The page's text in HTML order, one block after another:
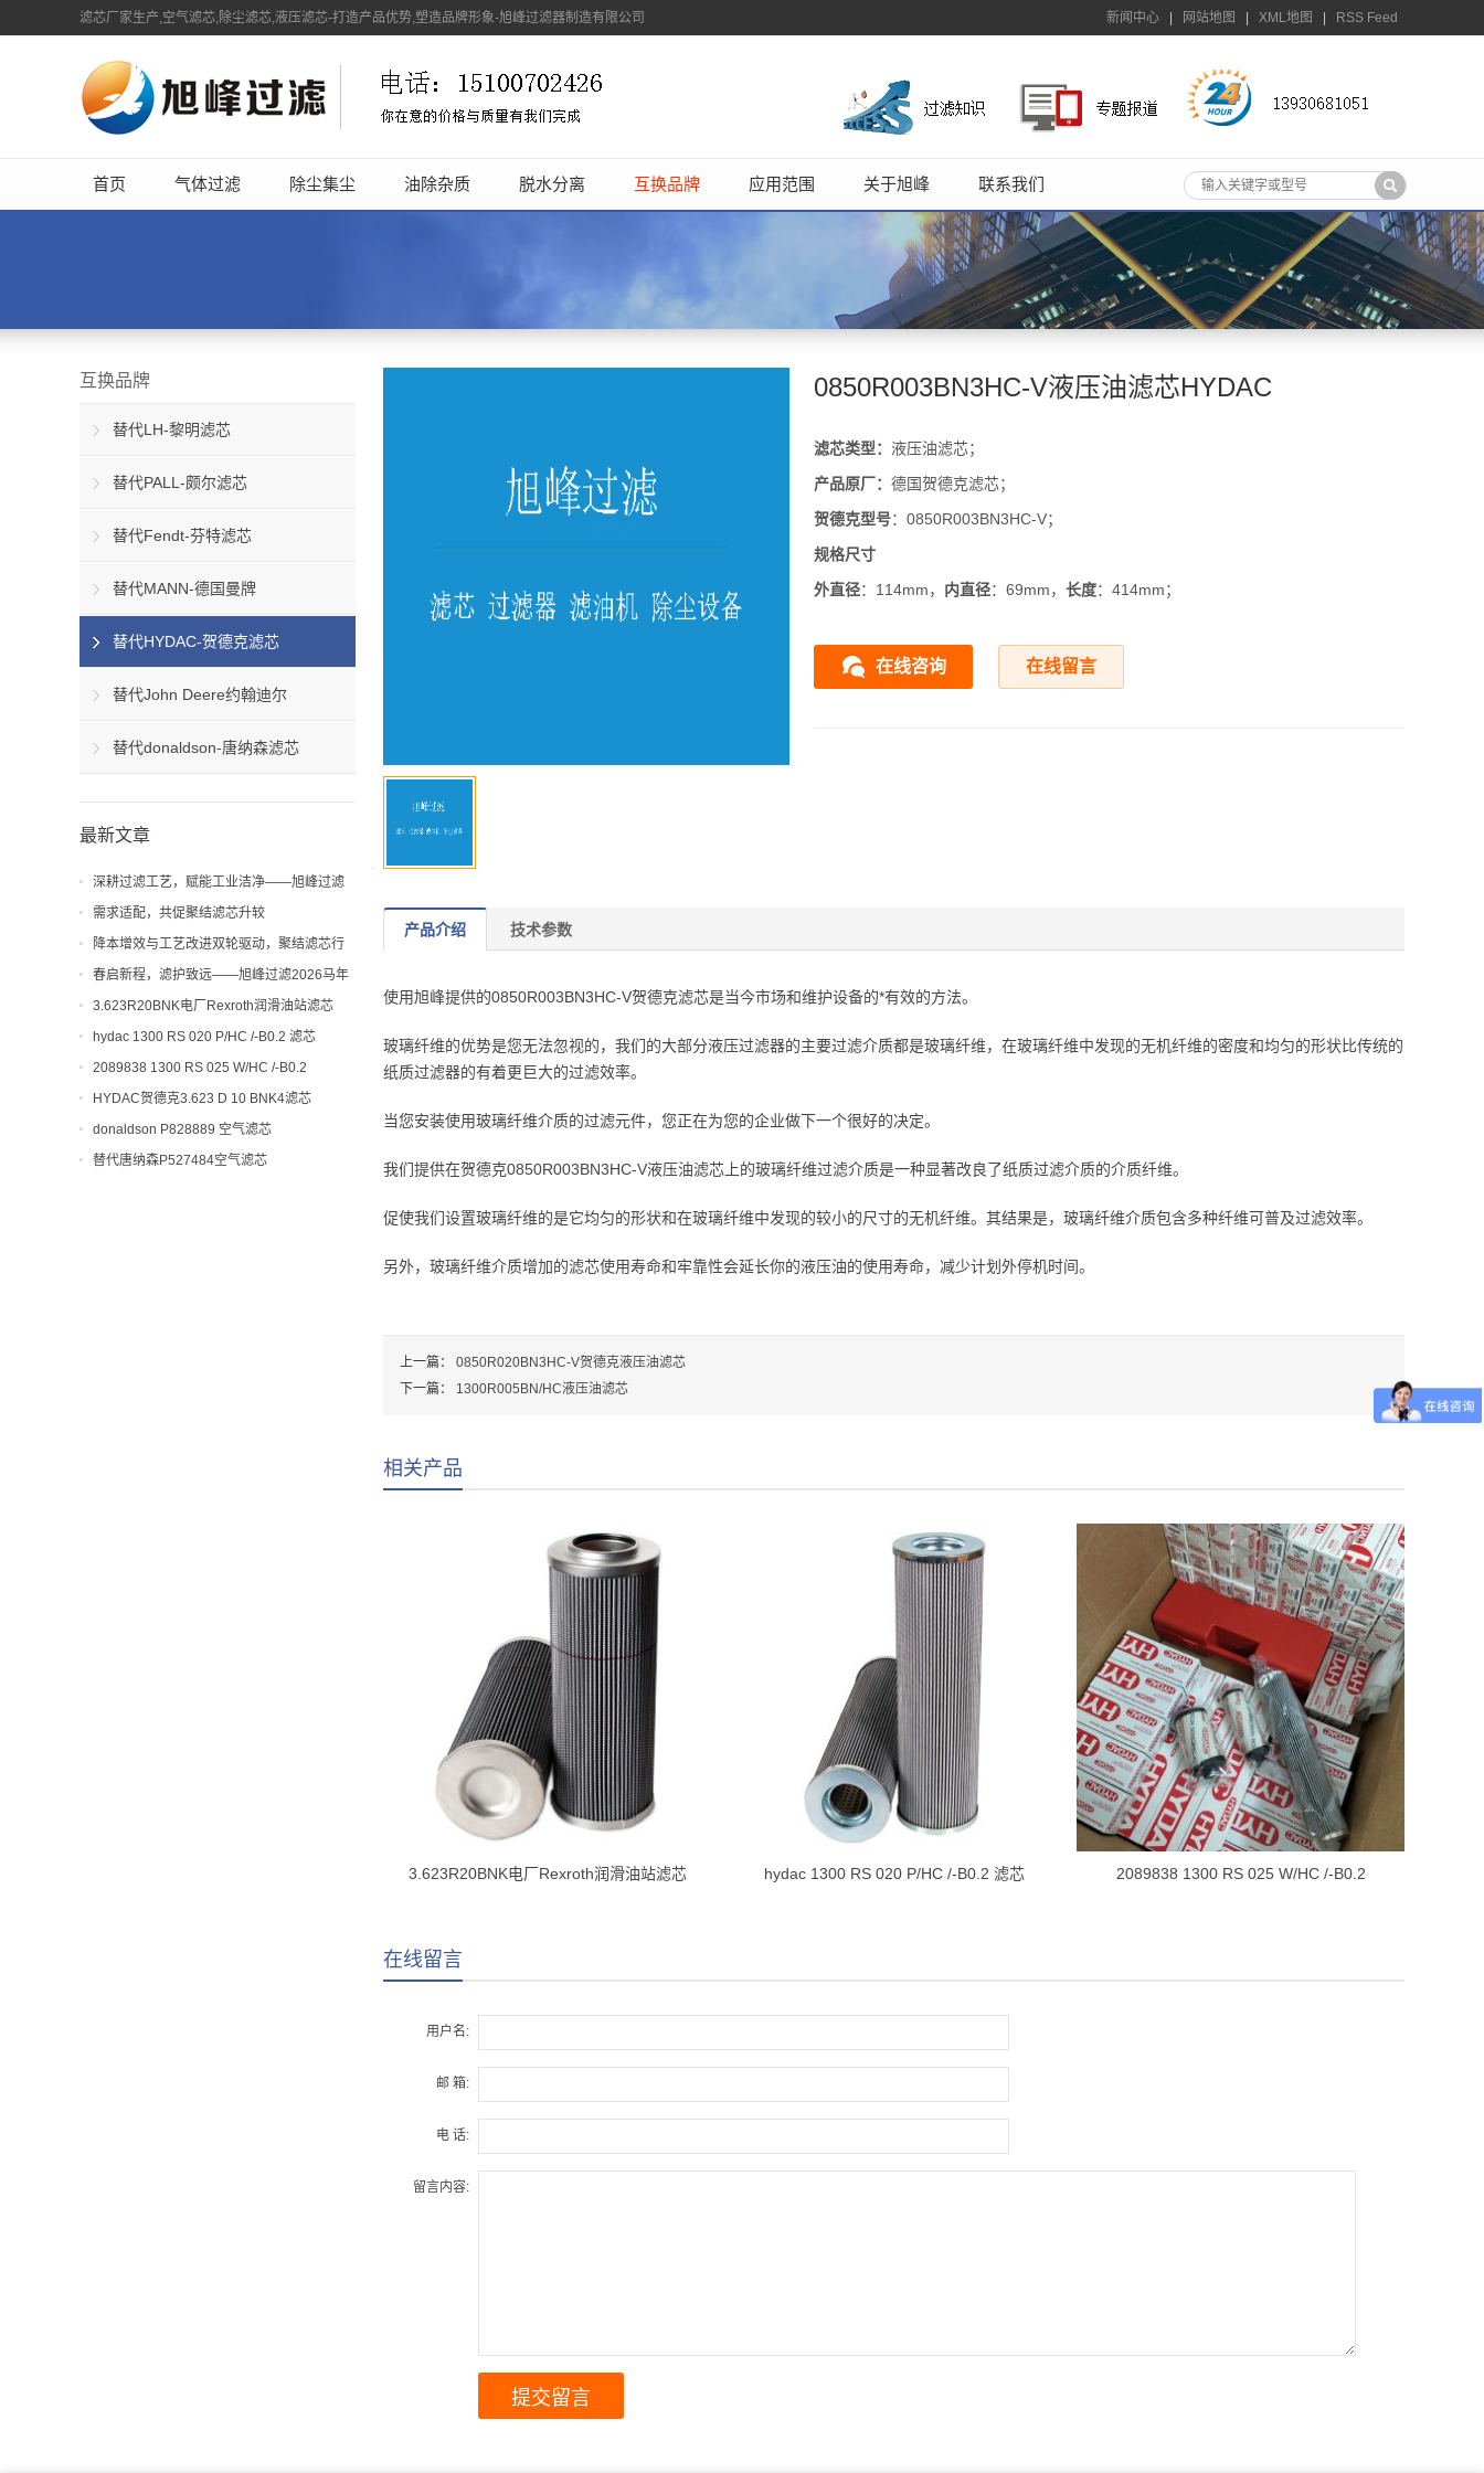
滤芯厂家生产,空气滤芯,除尘滤芯,液压滤芯-打造产品优势,塑造品牌形象-旭峰过滤器制造有限公司 新闻中心 网站地图 XML地图 RSS Feed
首页 气体过滤 除尘集尘 油除杂质 脱水分离 互换品牌 应用范围 关于旭峰 联系我们
0850R003BN3HC-V液压油滤芯HYDAC
滤芯类型： 液压油滤芯；
产品原厂： 德国贺德克滤芯；
贺德克型号：0850R003BN3HC-V；
规格尺寸
外直径：114mm， 内直径：69mm， 长度：414mm；
在线咨询 在线留言
产品介绍 技术参数
使用旭峰提供的0850R003BN3HC-V贺德克滤芯是当今市场和维护设备的*有效的方法。
玻璃纤维的优势是您无法忽视的，我们的大部分液压过滤器的主要过滤介质都是玻璃纤维，在玻璃纤维中发现的无机纤维的密度和均匀的形状比传统的
纸质过滤器的有着更巨大的过滤效率。
当您安装使用玻璃纤维介质的过滤元件，您正在为您的企业做下一个很好的决定。
我们提供在贺德克0850R003BN3HC-V液压油滤芯上的玻璃纤维过滤介质是一种显著改良了纸质过滤介质的介质纤维。
促使我们设置玻璃纤维的是它均匀的形状和在玻璃纤维中发现的较小的尺寸的无机纤维。其结果是，玻璃纤维介质包含多种纤维可普及过滤效率。
另外，玻璃纤维介质增加的滤芯使用寿命和牢靠性会延长你的液压油的使用寿命，减少计划外停机时间。
上一篇： 0850R020BN3HC-V贺德克液压油滤芯
下一篇： 1300R005BN/HC液压油滤芯
相关产品
3.623R20BNK电厂Rexroth润滑油站滤芯 hydac 1300 RS 020 P/HC /-B0.2 滤芯 2089838 1300 RS 025 W/HC /-B0.2
在线留言
用户名:
邮 箱:
电 话:
留言内容:
互换品牌
替代LH-黎明滤芯
替代PALL-颇尔滤芯
替代Fendt-芬特滤芯
替代MANN-德国曼牌
替代HYDAC-贺德克滤芯
替代John Deere约翰迪尔
替代donaldson-唐纳森滤芯
最新文章
深耕过滤工艺，赋能工业洁净——旭峰过滤
解析聚结滤芯工艺与应用价值
需求适配，共促聚结滤芯升较
降本增效与工艺改进双轮驱动，聚结滤芯行
业迎来新机遇
春启新程，滤护致远——旭峰过滤2026马年
开工大吉！
3.623R20BNK电厂Rexroth润滑油站滤芯
hydac 1300 RS 020 P/HC /-B0.2 滤芯
2089838 1300 RS 025 W/HC /-B0.2
HYDAC贺德克3.623 D 10 BNK4滤芯
donaldson P828889 空气滤芯
替代唐纳森P527484空气滤芯